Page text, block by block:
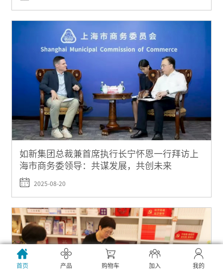
首页 产品 购物车 加入 我的
如新集团总裁兼首席执行长宁怀恩一行拜访上
海市商务委领导：共谋发展，共创未来
2025-08-20